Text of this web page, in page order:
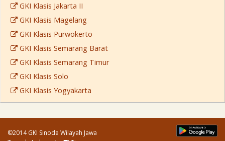
GKI Klasis Jakarta II
GKI Klasis Magelang
GKI Klasis Purwokerto
GKI Klasis Semarang Barat
GKI Klasis Semarang Timur
GKI Klasis Solo
GKI Klasis Yogyakarta
©2014 GKI Sinode Wilayah Jawa